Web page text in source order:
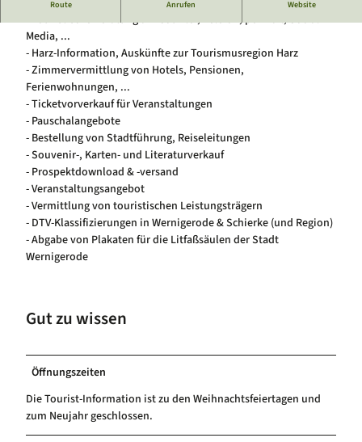
Hundeglück in Schierke
Veranstaltungskalender
Route Anrufen Website
- Touristische Beratung am Counter, Telefon, per Mail, Social
Media, ...
- Harz-Information, Auskünfte zur Tourismusregion Harz
- Zimmervermittlung von Hotels, Pensionen,
Ferienwohnungen, ...
- Ticketvorverkauf für Veranstaltungen
- Pauschalangebote
- Bestellung von Stadtführung, Reiseleitungen
- Souvenir-, Karten- und Literaturverkauf
- Prospektdownload & -versand
- Veranstaltungsangebot
- Vermittlung von touristischen Leistungsträgern
- DTV-Klassifizierungen in Wernigerode & Schierke (und Region)
- Abgabe von Plakaten für die Litfaßsäulen der Stadt
Wernigerode
Gut zu wissen
Öffnungszeiten
Die Tourist-Information ist zu den Weihnachtsfeiertagen und
zum Neujahr geschlossen.